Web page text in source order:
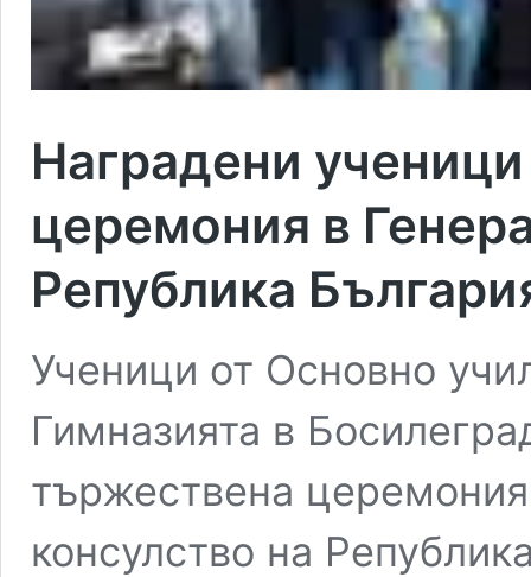
Наградени
церемония в
Република
Ученици от Основно
Гимназията в
тържествена
консулство на